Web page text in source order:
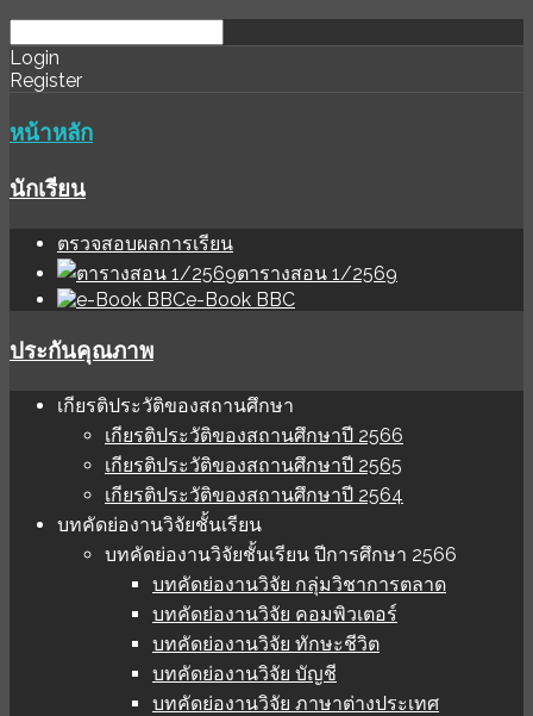
download
software
ihale
sınır
Login
Register
หน้าหลัก
นักเรียน
ตรวจสอบผลการเรียน
ตารางสอน 1/2569
e-Book BBC
ประกันคุณภาพ
เกียรติประวัติของสถานศึกษา
เกียรติประวัติของสถานศึกษาปี 2566
เกียรติประวัติของสถานศึกษาปี 2565
เกียรติประวัติของสถานศึกษาปี 2564
บทคัดย่องานวิจัยชั้นเรียน
บทคัดย่องานวิจัยชั้นเรียน ปีการศึกษา 2566
บทคัดย่องานวิจัย กลุ่มวิชาการตลาด
บทคัดย่องานวิจัย คอมพิวเตอร์
บทคัดย่องานวิจัย ทักษะชีวิต
บทคัดย่องานวิจัย บัญชี
บทคัดย่องานวิจัย ภาษาต่างประเทศ